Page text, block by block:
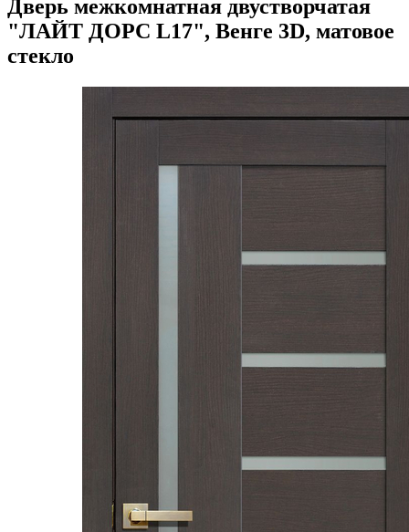
Дверь межкомнатная двустворчатая
"ЛАЙТ ДОРС L17", Венге 3D, матовое
стекло